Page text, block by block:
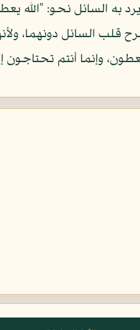
به السائل نحو: "الله
قلب السائل دونهما،
وإنما أنتم تحتاجون